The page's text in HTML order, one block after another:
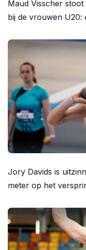
Maud Visscher
bij de vrouwen U20:
Jory Davids is
meter op het